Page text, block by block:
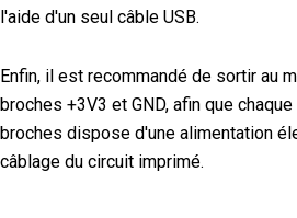
l'aide d'un seul câble USB.
Enfin, il est recommandé de sortir au
broches +3V3 et GND, afin que
broches dispose d'une alimentation
câblage du circuit imprimé.